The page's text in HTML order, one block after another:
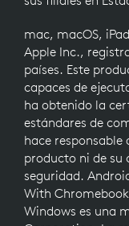
mac, macOS,
Apple Inc.,
países. Este
capaces de
ha obtenido la
estándares de
hace
producto ni de su
seguridad.
With
Windows es una